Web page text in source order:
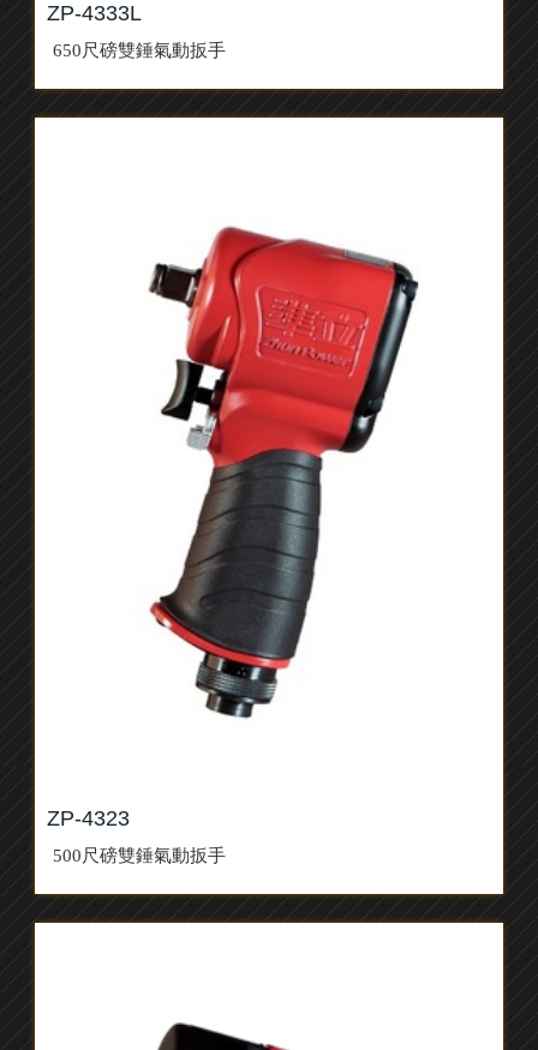
ZP-4333L
650尺磅雙錘氣動扳手
ZP-4323
500尺磅雙錘氣動扳手